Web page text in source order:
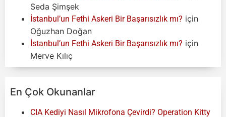
Seda Şimşek
İstanbul’un Fethi Askeri Bir Başarısızlık mı? için
Oğuzhan Doğan
İstanbul’un Fethi Askeri Bir Başarısızlık mı? için
Merve Kılıç
En Çok Okunanlar
CIA Kediyi Nasıl Mikrofona Çevirdi? Operation Kitty